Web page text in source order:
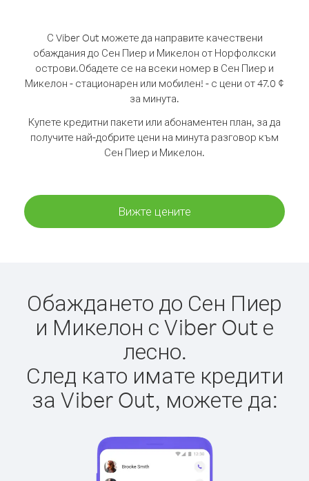
С Viber Out можете да направите качествени
обаждания до Сен Пиер и Микелон от Норфолкски
острови.Обадете се на всеки номер в Сен Пиер и
Микелон - стационарен или мобилен! - с цени от 47.0 ¢
за минута.
Купете кредитни пакети или абонаментен план, за да
получите най-добрите цени на минута разговор към
Сен Пиер и Микелон.
Вижте цените
Обаждането до Сен Пиер
и Микелон с Viber Out е
лесно.
След като имате кредити
за Viber Out, можете да: